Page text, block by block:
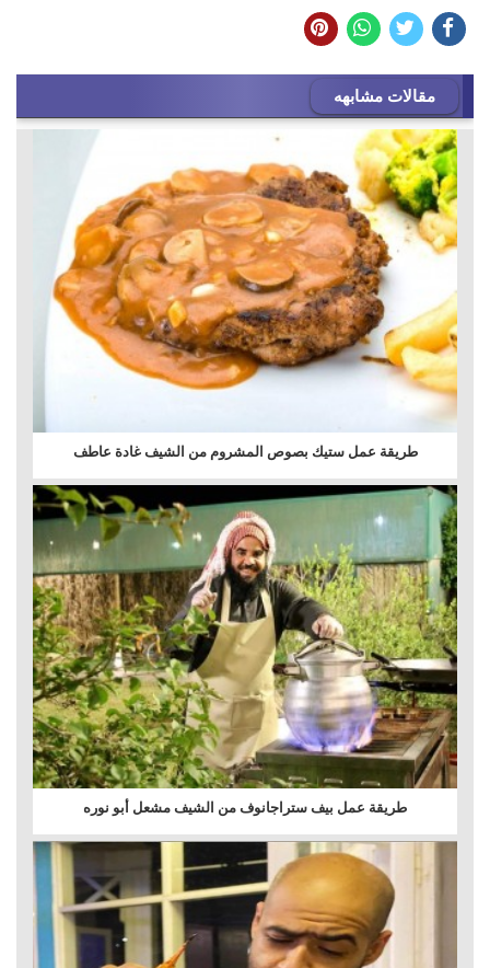
مقالات مشابهه
طريقة عمل ستيك بصوص المشروم من الشيف غادة عاطف
طريقة عمل بيف ستراجانوف من الشيف مشعل أبو نوره